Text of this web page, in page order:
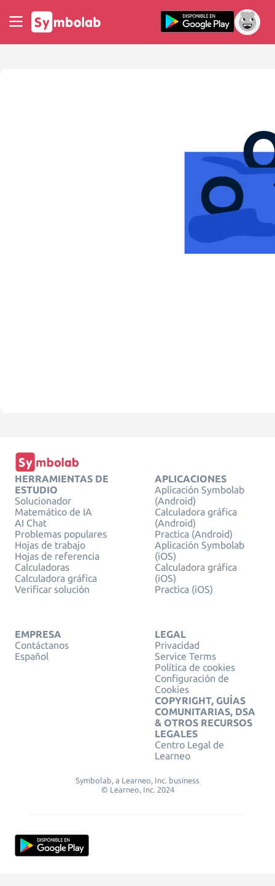
HERRAMIENTAS DE
ESTUDIO
Solucionador
Matemático de IA
AI Chat
Problemas populares
Hojas de trabajo
Hojas de referencia
Calculadoras
Calculadora gráfica
Verificar solución
APLICACIONES
Aplicación Symbolab
(Android)
Calculadora gráfica
(Android)
Practica (Android)
Aplicación Symbolab
(iOS)
Calculadora gráfica
(iOS)
Practica (iOS)
EMPRESA
Contáctanos
Español
LEGAL
Privacidad
Service Terms
Política de cookies
Configuración de
Cookies
COPYRIGHT, GUÍAS
COMUNITARIAS, DSA
& OTROS RECURSOS
LEGALES
Centro Legal de
Learneo
Symbolab, a Learneo, Inc. business
© Learneo, Inc. 2024